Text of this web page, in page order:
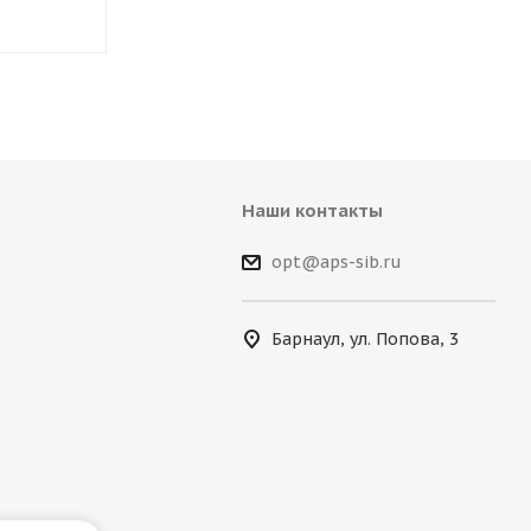
Наши контакты
opt@aps-sib.ru
Барнаул, ул. Попова, 3